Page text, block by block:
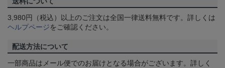
3,980円（税込）以上のご注文は全国一律送料無料です。詳しくは
ヘルプページをご確認ください。
配送方法について
一部商品はメール便でのお届けとなる場合がございます。詳しく